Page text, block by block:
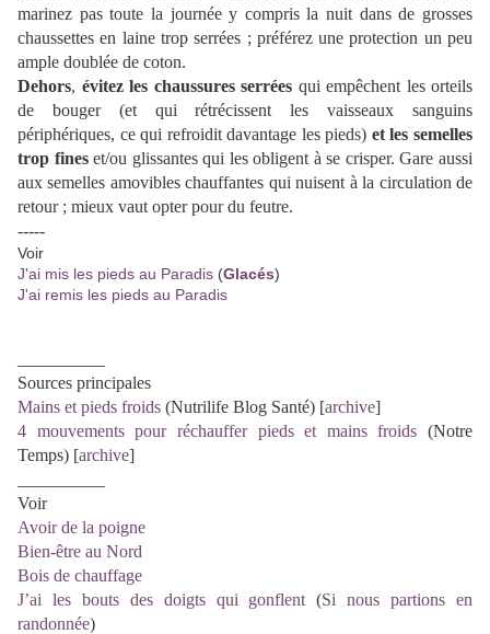
marinez pas toute la journée y compris la nuit dans de grosses
chaussettes en laine trop serrées ; préférez une protection un peu
ample doublée de coton.
Dehors, évitez les chaussures serrées qui empêchent les orteils
de bouger (et qui rétrécissent les vaisseaux sanguins
périphériques, ce qui refroidit davantage les pieds) et les semelles
trop fineset/ou glissantes qui les obligent à se crisper. Gare aussi
aux semelles amovibles chauffantes qui nuisent à la circulation de
retour ; mieux vaut opter pour du feutre.
-----
Voir
J'ai mis les pieds au Paradis (Glacés)
J'ai remis les pieds au Paradis
Sources principales
Mains et pieds froids (Nutrilife Blog Santé) [archive]
4 mouvements pour réchauffer pieds et mains froids (Notre
Temps) [archive]
Voir
Avoir de la poigne
Bien-être au Nord
Bois de chauffage
J’ai les bouts des doigts qui gonflent (Si nous partions en
randonnée)